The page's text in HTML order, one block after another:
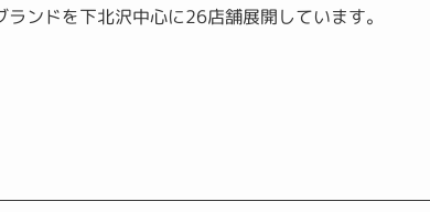
ンドを下北沢中心に26店舗展開しています。